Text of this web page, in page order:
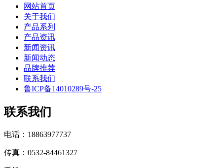
网站首页
关于我们
产品系列
产品资讯
新闻资讯
新闻动态
品牌推荐
联系我们
鲁ICP备14010289号-25
联系我们
电话：18863977737
传真：0532-84461327